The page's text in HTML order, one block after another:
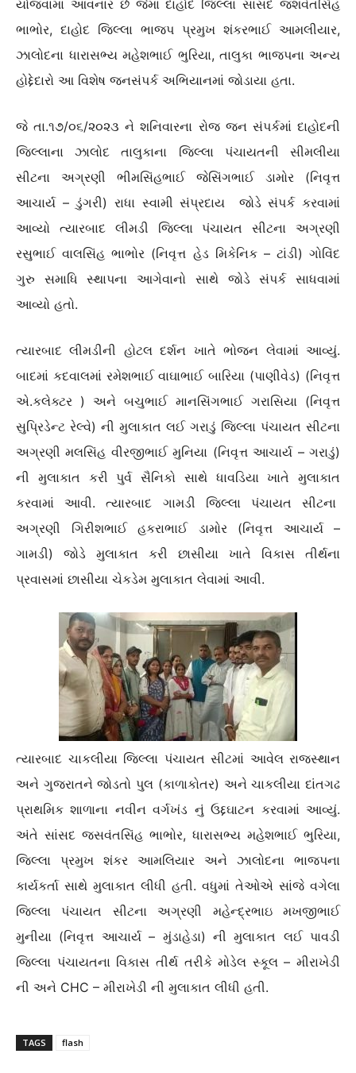
યોજવામાં આવનાર છે જેમાં દાહોદ જિલ્લા સાંસદ જશવંતસિંહ
ભાભોર, દાહોદ જિલ્લા ભાજપ પ્રમુખ શંકરભાઈ આમલીયાર,
ઝાલોદના ધારાસભ્ય મહેશભાઈ ભુરિયા, તાલુકા ભાજપના અન્ય
હોદ્દેદારો આ વિશેષ જનસંપર્ક અભિયાનમાં જોડાયા હતા.
જે તા.૧૭/૦૬/૨૦૨૩ ને શનિવારના રોજ જન સંપર્કમાં દાહોદની
જિલ્લાના ઝાલોદ તાલુકાના જિલ્લા પંચાયતની સીમલીયા
સીટના અગ્રણી ભીમસિંહભાઈ જેસિંગભાઈ ડામોર (નિવૃત્ત
આચાર્ય – ડુંગરી) રાધા સ્વામી સંપ્રદાય જોડે સંપર્ક કરવામાં
આવ્યો ત્યારબાદ લીમડી જિલ્લા પંચાયત સીટના અગ્રણી
રસુભાઈ વાલસિંહ ભાભોર (નિવૃત્ત હેડ મિકેનિક – ટાંડી) ગોવિંદ
ગુરુ સમાધિ સ્થાપના આગેવાનો સાથે જોડે સંપર્ક સાધવામાં
આવ્યો હતો.
ત્યારબાદ લીમડીની હોટલ દર્શન ખાતે ભોજન લેવામાં આવ્યું.
બાદમાં કદવાલમાં રમેશભાઈ વાઘાભાઈ બારિયા (પાણીવેડ) (નિવૃત્ત
એ.કલેક્ટર ) અને બચુભાઈ માનસિંગભાઈ ગરાસિયા (નિવૃત્ત
સુપ્રિડેન્ટ રેલ્વે) ની મુલાકાત લઈ ગરાડું જિલ્લા પંચાયત સીટના
અગ્રણી મલસિંહ વીરજીભાઈ મુનિયા (નિવૃત્ત આચાર્ય – ગરાડું)
ની મુલાકાત કરી પુર્વ સૈનિકો સાથે ધાવડિયા ખાતે મુલાકાત
કરવામાં આવી. ત્યારબાદ ગામડી જિલ્લા પંચાયત સીટના
અગ્રણી ગિરીશભાઈ હકરાભાઈ ડામોર (નિવૃત્ત આચાર્ય –
ગામડી) જોડે મુલાકાત કરી છાસીયા ખાતે વિકાસ તીર્થના
પ્રવાસમાં છાસીયા ચેકડેમ મુલાકાત લેવામાં આવી.
ત્યારબાદ ચાકલીયા જિલ્લા પંચાયત સીટમાં આવેલ રાજસ્થાન
અને ગુજરાતને જોડતો પુલ (કાળાકોતર) અને ચાકલીયા દાંતગઢ
પ્રાથમિક શાળાના નવીન વર્ગખંડ નું ઉદ્દઘાટન કરવામાં આવ્યું.
અંતે સાંસદ જસવંતસિંહ ભાભોર, ધારાસભ્ય મહેશભાઈ ભુરિયા,
જિલ્લા પ્રમુખ શંકર આમલિયાર અને ઝાલોદના ભાજપના
કાર્યકર્તા સાથે મુલાકાત લીધી હતી. વધુમાં તેઓએ સાંજે વગેલા
જિલ્લા પંચાયત સીટના અગ્રણી મહેન્દ્રભાઇ મખજીભાઈ
મુનીયા (નિવૃત્ત આચાર્ય – મુંડાહેડા) ની મુલાકાત લઈ પાવડી
જિલ્લા પંચાયતના વિકાસ તીર્થ તરીકે મોડેલ સ્કૂલ – મીરાખેડી
ની અને CHC – મીરાખેડી ની મુલાકાત લીધી હતી.
TAGS flash